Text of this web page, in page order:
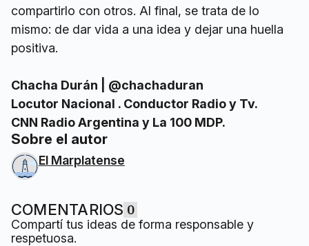
compartirlo con otros. Al final, se trata de lo
mismo: de dar vida a una idea y dejar una huella
positiva.
Chacha Durán | @chachaduran
Locutor Nacional . Conductor Radio y Tv.
CNN Radio Argentina y La 100 MDP.
Sobre el autor
El Marplatense
COMENTARIOS 0
Compartí tus ideas de forma responsable y
respetuosa.